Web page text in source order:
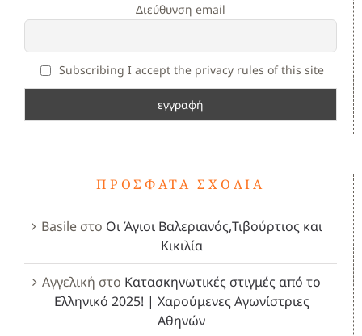
Διεύθυνση email
Subscribing I accept the privacy rules of this site
ΠΡΌΣΦΑΤΑ ΣΧΌΛΙΑ
Basileστο Οι Άγιοι Βαλεριανός,Τιβούρτιος και
Κικιλία
Αγγελική στο Κατασκηνωτικές στιγμές από το
Ελληνικό 2025! | Χαρούμενες Αγωνίστριες
Αθηνών